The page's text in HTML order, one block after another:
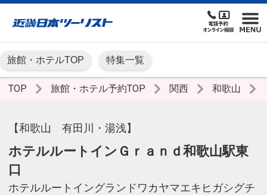
旅館・ホテルTOP 特集一覧
TOP 旅館・ホテル予約TOP 関西 和歌山
【和歌山 有田川・湯浅】
ホテルルートインＧｒａｎｄ和歌山駅東
口
ホテルルートイングランドワカヤマエキヒガシグチ